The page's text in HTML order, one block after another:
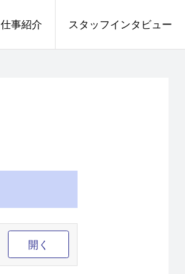
仕事紹介 スタッフインタビュー
開く